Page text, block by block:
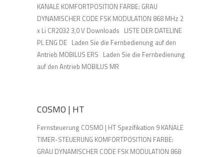
KANALE KOMFORTPOSITION FARBE: GRAU
DYNAMISCHER CODE FSK MODULATION 868 MHz 2
x Li CR2032 3,0 V Downloads LISTE DER DATELINE
PL ENG DE Laden Sie die Fernbedienung auf den
Antrieb MOBILUS ERS Laden Sie die Fernbedienung
auf den Antrieb MOBILUS MR
COSMO | HT
Fernsteuerung COSMO | HT Spezifikation 9 KANALE
TIMER-STEUERUNG KOMFORTPOSITION FARBE:
GRAU DYNAMISCHER CODE FSK MODULATION 868